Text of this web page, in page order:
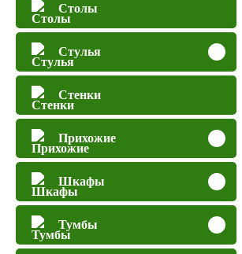
Столы
Стулья
Стенки
Прихожие
Шкафы
Тумбы